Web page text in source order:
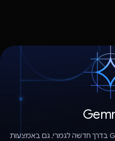
אתם יכולים לתקשר עם Gemma 3 בדרך חדשה לגמרי, גם באמצעות